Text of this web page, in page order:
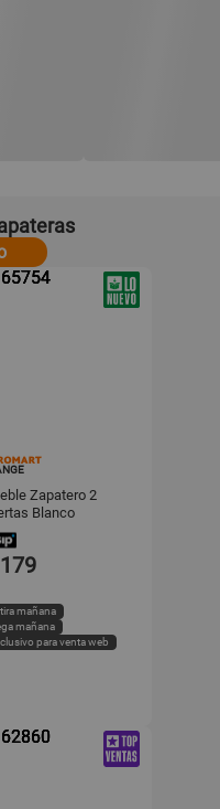
Zapatero 2
Blanco
Orange
179
mañana
mañana
para venta web